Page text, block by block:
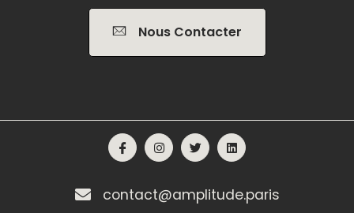
Nous Contacter
contact@amplitude.paris